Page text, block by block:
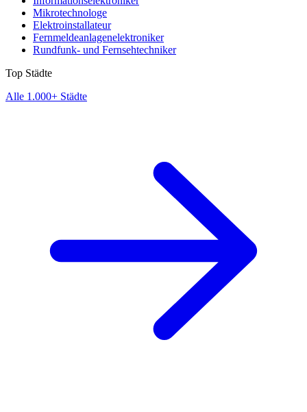
Mikrotechnologe
Elektroinstallateur
Fernmeldeanlagenelektroniker
Rundfunk- und Fernsehtechniker
Top Städte
Alle 1.000+ Städte